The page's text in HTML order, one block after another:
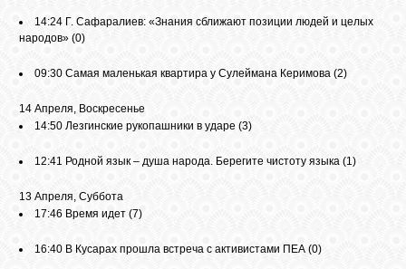
14:24 Г. Сафаралиев: «Знания сближают позиции людей и целых
народов» (0)
09:30 Самая маленькая квартира у Сулеймана Керимова (2)
14 Апреля, Воскресенье
14:50 Лезгинские рукопашники в ударе (3)
12:41 Родной язык – душа народа. Берегите чистоту языка (1)
13 Апреля, Суббота
17:46 Время идет (7)
16:40 В Кусарах прошла встреча с активистами ПЕА (0)